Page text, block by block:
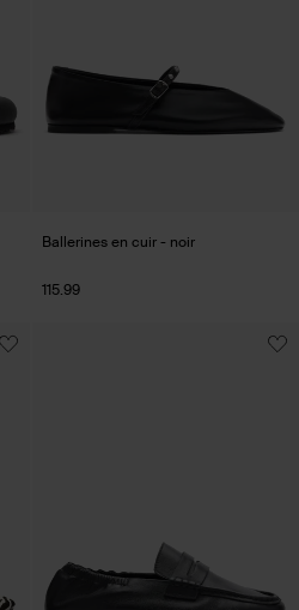
Ballerines en cuir - noir
115.99